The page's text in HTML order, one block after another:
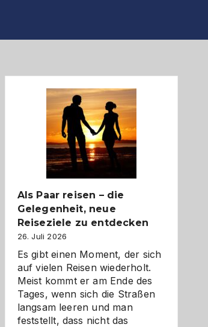
Als Paar reisen – die
Gelegenheit, neue
Reiseziele zu entdecken
26. Juli 2026
Es gibt einen Moment, der sich
auf vielen Reisen wiederholt.
Meist kommt er am Ende des
Tages, wenn sich die Straßen
langsam leeren und man
feststellt, dass nicht das